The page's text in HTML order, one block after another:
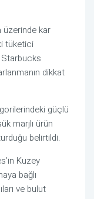
üzerinde kar
tüketici
dikkat
güçlü
marjlı ürün
belirtildi.
Kuzey
bağlı
ve bulut